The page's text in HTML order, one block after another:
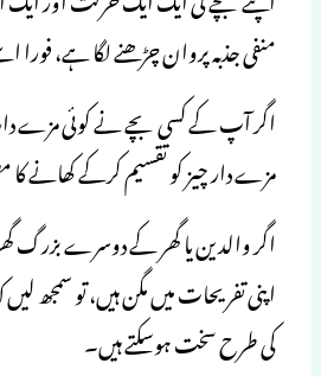
منفی جذبہ پروان چڑھنے لگا ہے،
اگر آپ کے کسی بچے نے کوئی مزے دار
مزے دار چیز کو تقسیم کرکے
اگر والدین یا گھر کے دوسرے بزرگ
اپنی تفریحات میں مگن ہیں، تو سمجھ
کی طرح سخت ہوسکتے ہیں۔